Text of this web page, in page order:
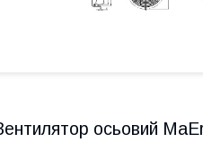
осьовий